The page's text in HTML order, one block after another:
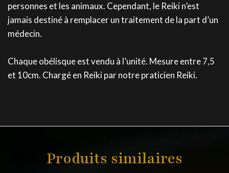
personnes et les animaux. Cependant, le Reiki n’est
jamais destiné à remplacer un traitement de la part d’un
médecin.
Chaque obélisque est vendu à l’unité. Mesure entre 7,5
et 10cm. Chargé en Reiki par notre praticien Reiki.
Produits similaires